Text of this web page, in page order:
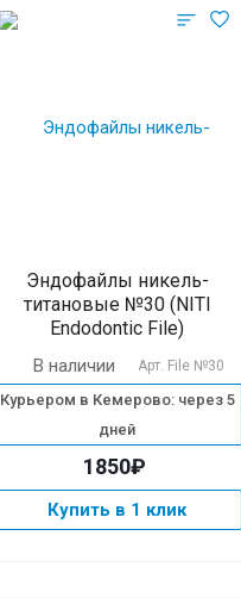
Эндофайлы никель-
титановые №30 (NITI
Endodontic File)
В наличии Арт. File №30
Курьером в Кемерово: через 5
дней
1850₽
Купить в 1 клик